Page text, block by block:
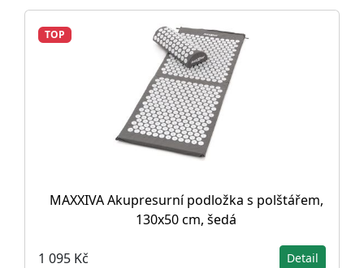
TOP
MAXXIVA Akupresurní podložka s polštářem,
130x50 cm, šedá
1 095 Kč Detail